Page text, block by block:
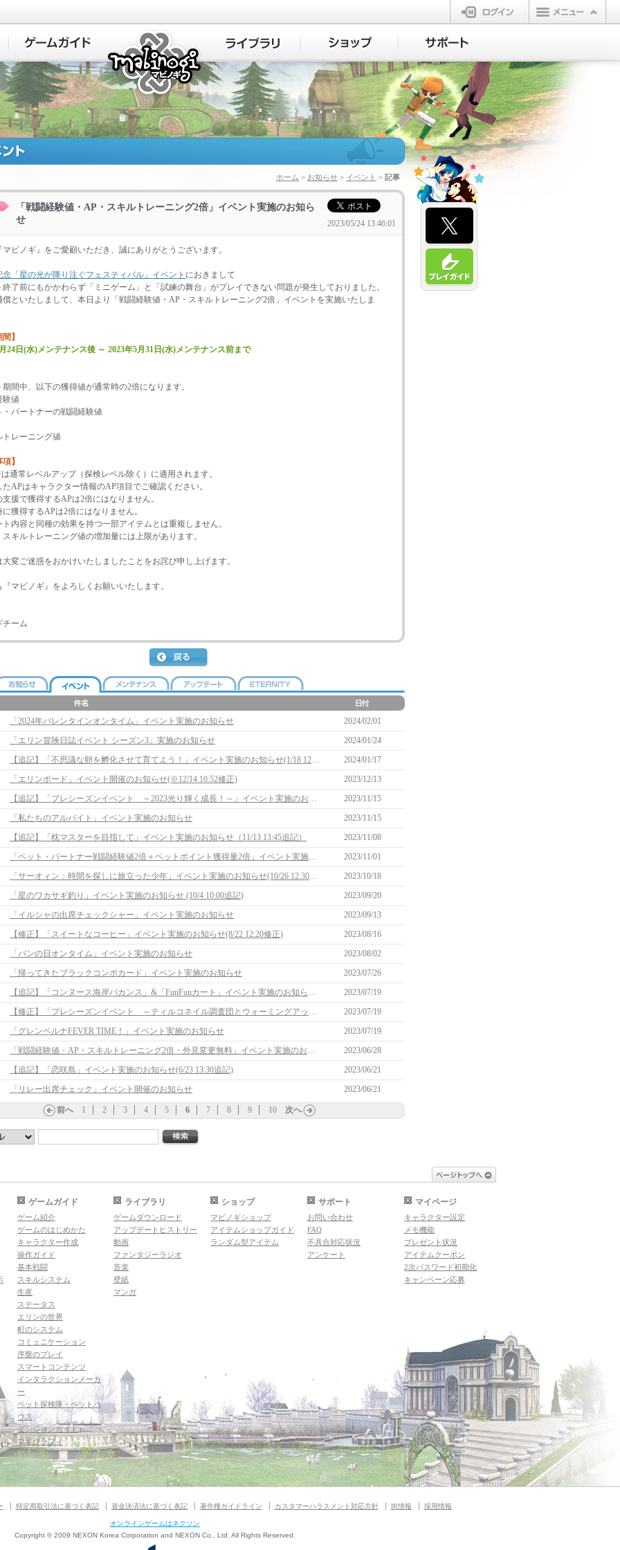
ログイン
マビノギ
ホーム > お知らせ > イベント > 記事
「戦闘経験値・AP・スキルトレーニング2倍」イベント実施のお知ら
せ
2023/05/24 13:46:01
マビノギ』をご愛顧いただき、誠にありがとうございます。
念「星の光が降り注ぐフェスティバル」イベント におきまして
終了前にもかかわらず「ミニゲーム」と「試練の舞台」がプレイできない問題が発生しておりました。
償といたしまして、本日より「戦闘経験値・AP・スキルトレーニング2倍」イベントを実施いたしま
】
24日(水)メンテナンス後 ～ 2023年5月31日(水)メンテナンス前まで
間中、以下の獲得値が通常時の2倍になります。
験値
・パートナーの戦闘経験値
トレーニング値
】
通常レベルアップ（探検レベル除く）に適用されます。
たAPはキャラクター情報のAP項目でご確認ください。
援で獲得するAPは2倍にはなりません。
獲得するAPは2倍にはなりません。
ト内容と同種の効果を持つ一部アイテムとは重複しません。
キルトレーニング値の増加量には上限があります。
大変ご迷惑をおかけいたしましたことをお詫び申し上げます。
マビノギ』をよろしくお願いいたします。
チーム
「2024年バレンタインオンタイム」イベント実施のお知らせ
2024/02/01
「エリン冒険日誌イベント シーズン3」実施のお知らせ
2024/01/24
【追記】「不思議な卵を孵化させて育てよう！」イベント実施のお知らせ(1/18 12:05追記)
2024/01/17
「エリンボード」イベント開催のお知らせ(※12/14 10:52修正)
2023/12/13
【追記】「プレシーズンイベント ～2023光り輝く成長！～」イベント実施のお知らせ(12/13 14:30追記)
2023/11/15
「私たちのアルバイト」イベント実施のお知らせ
2023/11/15
【追記】「枕マスターを目指して」イベント実施のお知らせ（11/13 13:45追記）
2023/11/08
「ペット・パートナー戦闘経験値2倍＋ペットポイント獲得量2倍」イベント実施のお知らせ
2023/11/01
「サーオィン：時間を探しに旅立った少年」イベント実施のお知らせ(10/26 12:30追記)
2023/10/18
「星のワカサギ釣り」イベント実施のお知らせ (10/4 10:00追記)
2023/09/20
「イルシャの出席チェックシャー」イベント実施のお知らせ
2023/09/13
【修正】「スイートなコーヒー」イベント実施のお知らせ(8/22 12:20修正)
2023/08/16
「パンの日オンタイム」イベント実施のお知らせ
2023/08/02
「帰ってきたブラックコンボカード」イベント実施のお知らせ
2023/07/26
【追記】「コンヌース海岸バカンス」&「FunFunカート」イベント実施のお知らせ （7/31 17:55追記）
2023/07/19
【修正】「プレシーズンイベント ～ティルコネイル調査団とウォーミングアップ！～」実施のお知らせ(9/7 10:45修正)
2023/07/19
「グレンベルナFEVER TIME！」イベント実施のお知らせ
2023/07/19
「戦闘経験値・AP・スキルトレーニング2倍・外見変更無料」イベント実施のお知らせ
2023/06/28
【追記】「恋咲島」イベント実施のお知らせ(6/23 13:30追記)
2023/06/21
「リレー出席チェック」イベント開催のお知らせ
2023/06/21
前へ 1 2 3 4 5 6 7 8 9 10 次へ
ゲームガイド
ゲーム紹介
ゲームのはじめかた
キャラクター作成
操作ガイド
基本戦闘
スキルシステム
生産
ステータス
エリンの世界
町のシステム
コミュニケーション
序盤のプレイ
スマートコンテンツ
インタラクションメーカ
ー
ペット探検隊・ペットハ
ウス
ダンジョンガイド
マギグラフィ
ライブラリ
ゲームダウンロード
アップデートヒストリー
動画
ファンタジーラジオ
音楽
壁紙
マンガ
ショップ
マビノギショップ
アイテムショップガイド
ランダム型アイテム
サポート
お問い合わせ
FAQ
不具合対応状況
アンケート
マイページ
キャラクター設定
メモ機能
プレゼント状況
アイテムクーポン
2次パスワード初期化
キャンペーン応募
特定商取引法に基づく表記 資金決済法に基づく表記 著作権ガイドライン カスタマーハラスメント対応方針 IR情報 採用情報
オンラインゲームはネクソン
Copyright © 2009 NEXON Korea Corporation and NEXON Co., Ltd. All Rights Reserved.